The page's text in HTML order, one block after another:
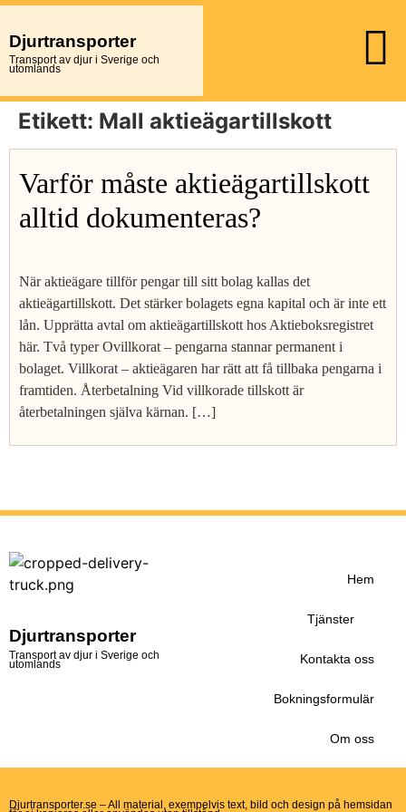
Djurtransporter
Transport av djur i Sverige och
utomlands
Etikett: Mall aktieägartillskott
Varför måste aktieägartillskott
alltid dokumenteras?
När aktieägare tillför pengar till sitt bolag kallas det
aktieägartillskott. Det stärker bolagets egna kapital och är inte ett
lån. Upprätta avtal om aktieägartillskott hos Aktieboksregistret
här. Två typer Ovillkorat – pengarna stannar permanent i
bolaget. Villkorat – aktieägaren har rätt att få tillbaka pengarna i
framtiden. Återbetalning Vid villkorade tillskott är
återbetalningen själva kärnan. […]
Djurtransporter
Transport av djur i Sverige och
utomlands
Hem
Tjänster
Kontakta oss
Bokningsformulär
Om oss
Djurtransporter.se – All material, exempelvis text, bild och design på hemsidan